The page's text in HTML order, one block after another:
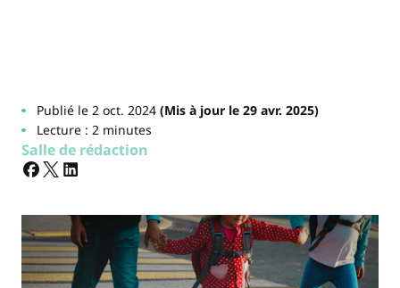
Publié le 2 oct. 2024(Mis à jour le 29 avr. 2025)
Lecture : 2 minutes
Salle de rédaction